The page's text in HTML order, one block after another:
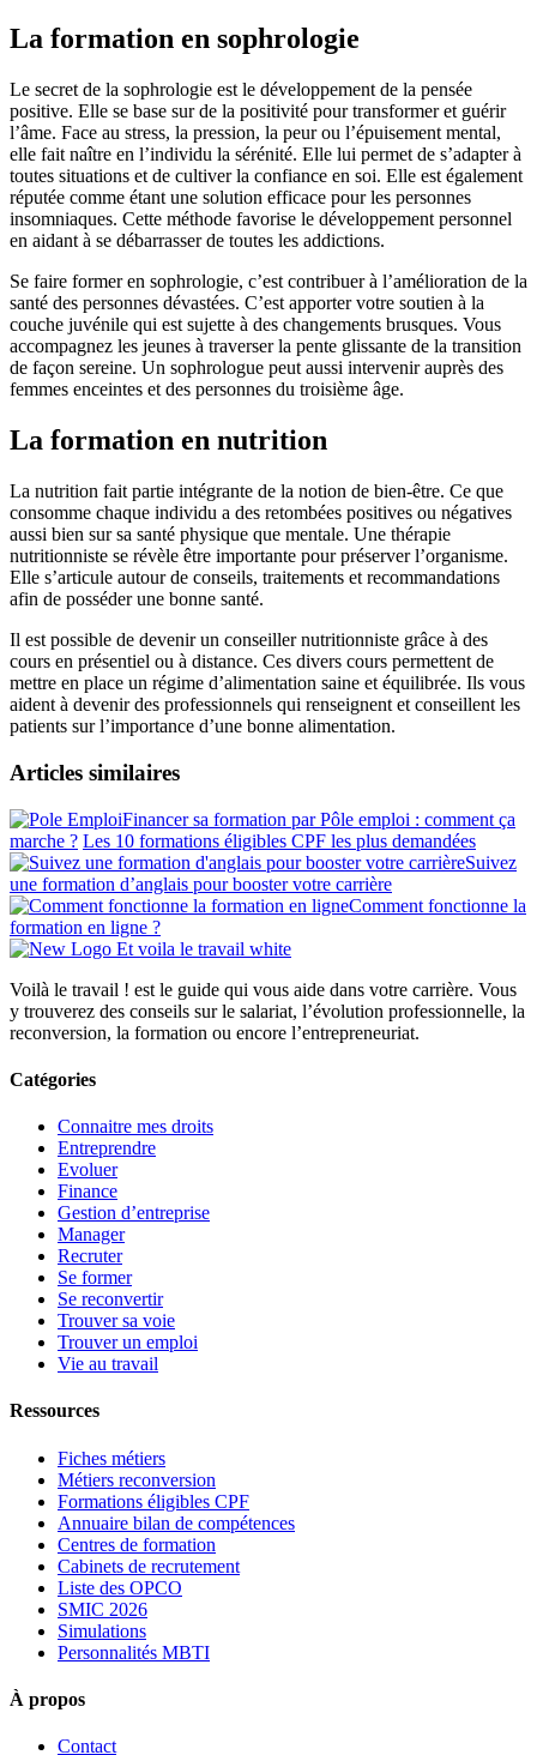
La formation en sophrologie
Le secret de la sophrologie est le développement de la pensée
positive. Elle se base sur de la positivité pour transformer et guérir
l’âme. Face au stress, la pression, la peur ou l’épuisement mental,
elle fait naître en l’individu la sérénité. Elle lui permet de s’adapter à
toutes situations et de cultiver la confiance en soi. Elle est également
réputée comme étant une solution efficace pour les personnes
insomniaques. Cette méthode favorise le développement personnel
en aidant à se débarrasser de toutes les addictions.
Se faire former en sophrologie, c’est contribuer à l’amélioration de la
santé des personnes dévastées. C’est apporter votre soutien à la
couche juvénile qui est sujette à des changements brusques. Vous
accompagnez les jeunes à traverser la pente glissante de la transition
de façon sereine. Un sophrologue peut aussi intervenir auprès des
femmes enceintes et des personnes du troisième âge.
La formation en nutrition
La nutrition fait partie intégrante de la notion de bien-être. Ce que
consomme chaque individu a des retombées positives ou négatives
aussi bien sur sa santé physique que mentale. Une thérapie
nutritionniste se révèle être importante pour préserver l’organisme.
Elle s’articule autour de conseils, traitements et recommandations
afin de posséder une bonne santé.
Il est possible de devenir un conseiller nutritionniste grâce à des
cours en présentiel ou à distance. Ces divers cours permettent de
mettre en place un régime d’alimentation saine et équilibrée. Ils vous
aident à devenir des professionnels qui renseignent et conseillent les
patients sur l’importance d’une bonne alimentation.
Articles similaires
Financer sa formation par Pôle emploi : comment ça
marche ? Les 10 formations éligibles CPF les plus demandées
Suivez
une formation d’anglais pour booster votre carrière
Comment fonctionne la
formation en ligne ?
Voilà le travail ! est le guide qui vous aide dans votre carrière. Vous
y trouverez des conseils sur le salariat, l’évolution professionnelle, la
reconversion, la formation ou encore l’entrepreneuriat.
Catégories
Connaitre mes droits
Entreprendre
Evoluer
Finance
Gestion d’entreprise
Manager
Recruter
Se former
Se reconvertir
Trouver sa voie
Trouver un emploi
Vie au travail
Ressources
Fiches métiers
Métiers reconversion
Formations éligibles CPF
Annuaire bilan de compétences
Centres de formation
Cabinets de recrutement
Liste des OPCO
SMIC 2026
Simulations
Personnalités MBTI
À propos
Contact